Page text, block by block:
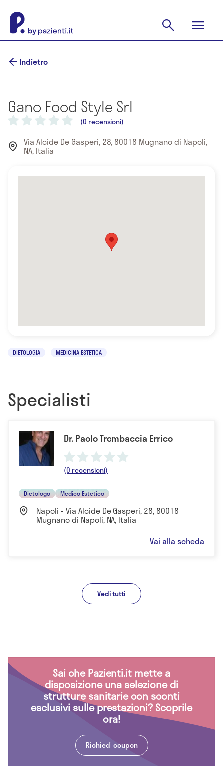
Indietro
Gano Food Style Srl
(0 recensioni)
Via Alcide De Gasperi, 28, 80018 Mugnano di Napoli,
NA, Italia
DIETOLOGIA MEDICINA ESTETICA
Specialisti
Dr. Paolo Trombaccia Errico
(0 recensioni)
Dietologo Medico Estetico
Napoli - Via Alcide De Gasperi, 28, 80018
Mugnano di Napoli, NA, Italia
Vai alla scheda
Vedi tutti
Sai che Pazienti.it mette a
disposizione una selezione di
strutture sanitarie con sconti
esclusivi sulle prestazioni? Scoprile
ora!
Richiedi coupon